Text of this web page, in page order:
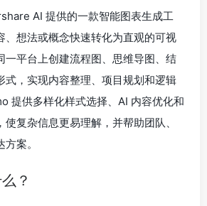
AI 提供的一款智能图表生成工
、想法或概念快速转化为直观的可视
一平台上创建流程图、思维导图、结
式，实现内容整理、项目规划和逻辑
提供多样化样式选择、AI 内容优化和
复杂信息更易理解，并帮助团队、
案。
？